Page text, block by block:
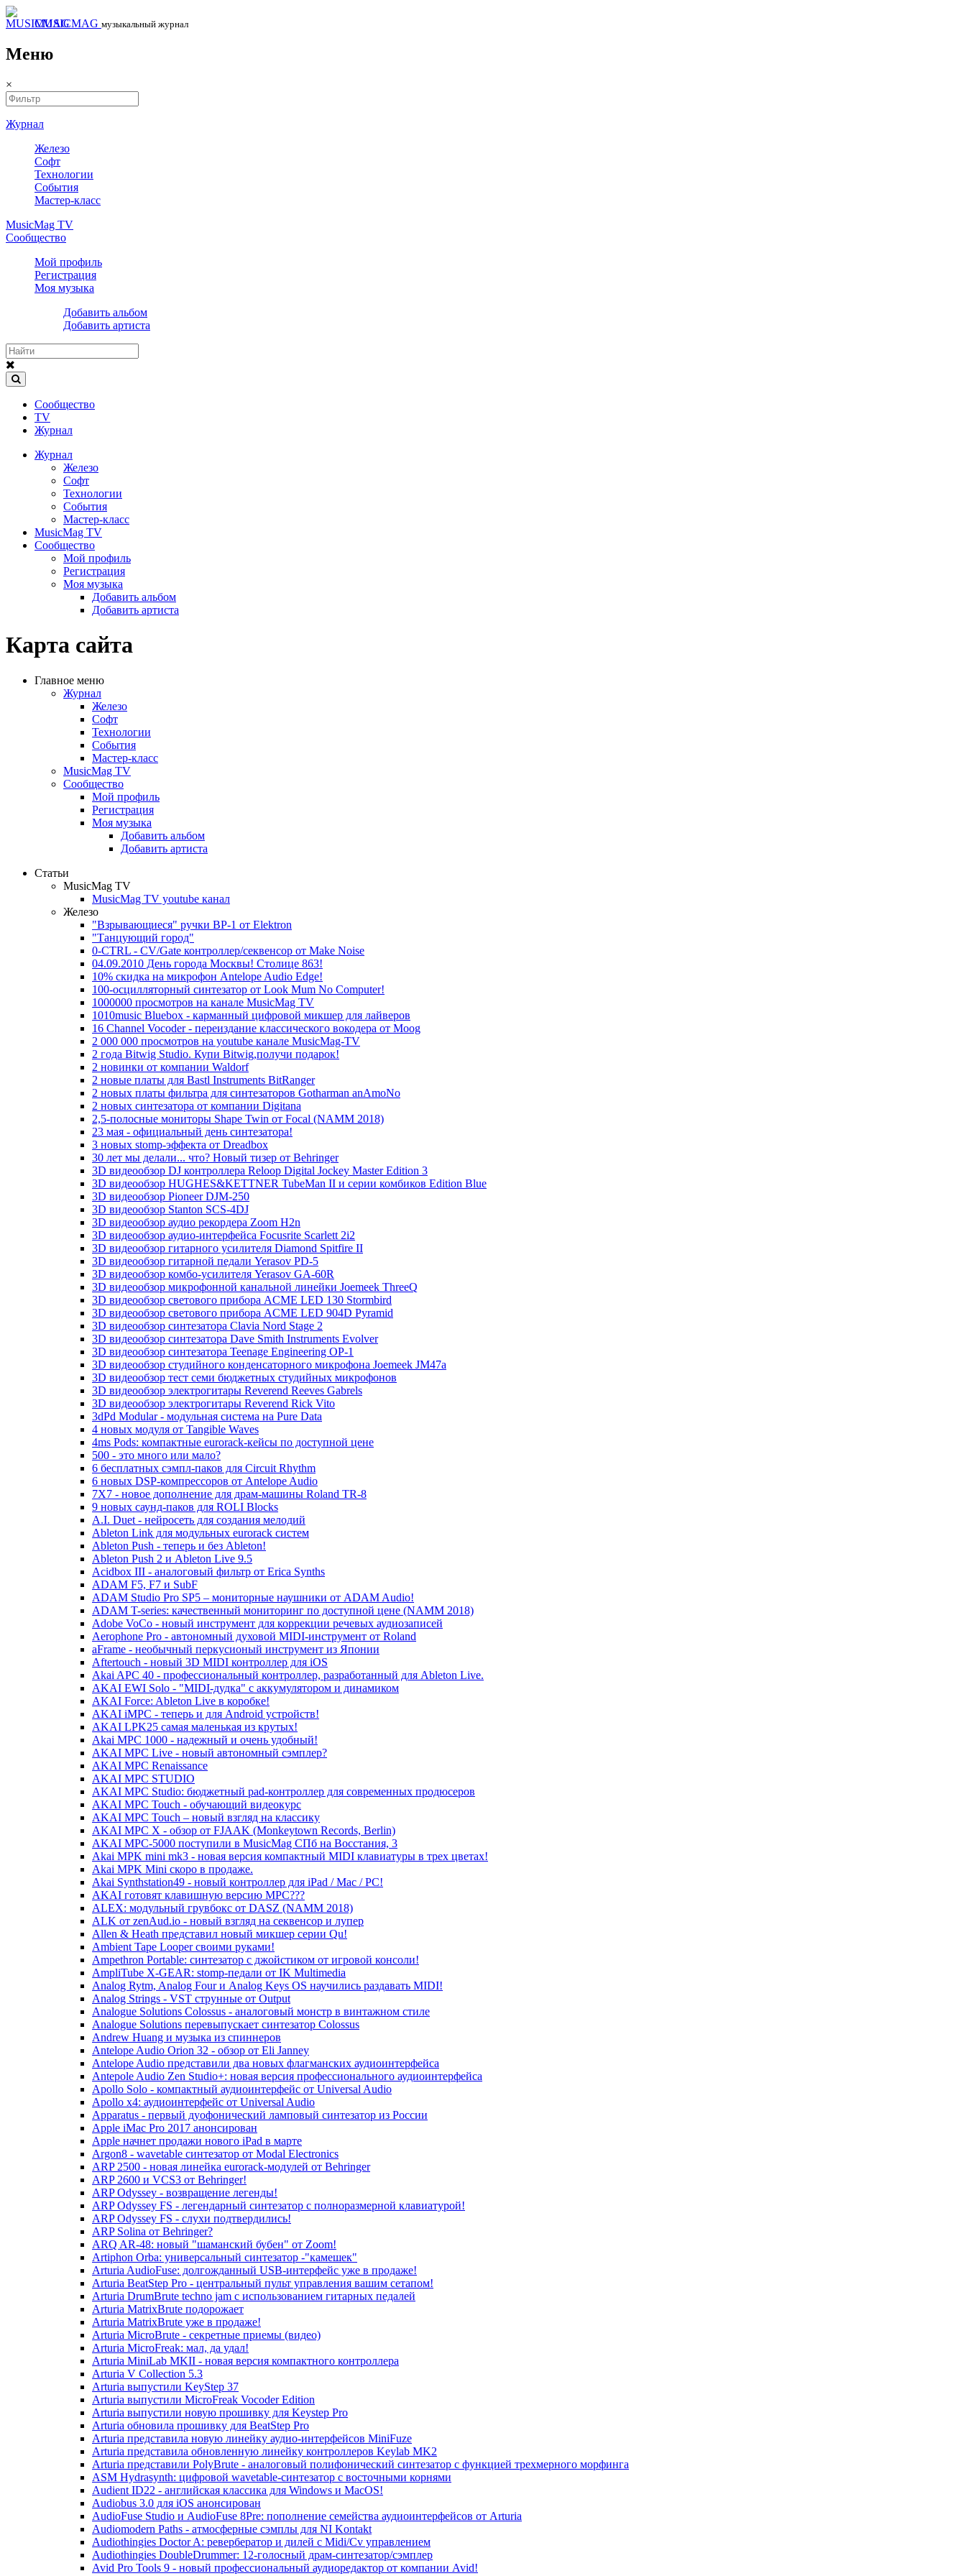
MUSICMAG музыкальный журнал
Меню
×
Журнал
Железо
Софт
Технологии
События
Мастер-класс
MusicMag TV
Сообщество
Мой профиль
Регистрация
Моя музыка
Добавить альбом
Добавить артиста
Сообщество
TV
Журнал
Журнал
Железо
Софт
Технологии
События
Мастер-класс
MusicMag TV
Сообщество
Мой профиль
Регистрация
Моя музыка
Добавить альбом
Добавить артиста
Карта сайта
Главное меню
Журнал
Железо
Софт
Технологии
События
Мастер-класс
MusicMag TV
Сообщество
Мой профиль
Регистрация
Моя музыка
Добавить альбом
Добавить артиста
Статьи
MusicMag TV
MusicMag TV youtube канал
Железо
"Взрывающиеся" ручки BP-1 от Elektron
"Танцующий город"
0-CTRL - CV/Gate контроллер/секвенсор от Make Noise
04.09.2010 День города Москвы! Столице 863!
10% скидка на микрофон Antelope Audio Edge!
100-осцилляторный синтезатор от Look Mum No Computer!
1000000 просмотров на канале MusicMag TV
1010music Bluebox - карманный цифровой микшер для лайверов
16 Channel Vocoder - переиздание классического вокодера от Moog
2 000 000 просмотров на youtube канале MusicMag-TV
2 года Bitwig Studio. Купи Bitwig,получи подарок!
2 новинки от компании Waldorf
2 новые платы для Bastl Instruments BitRanger
2 новых платы фильтра для синтезаторов Gotharman anAmoNo
2 новых синтезатора от компании Digitana
2,5-полосные мониторы Shape Twin от Focal (NAMM 2018)
23 мая - официальный день синтезатора!
3 новых stomp-эффекта от Dreadbox
30 лет мы делали... что? Новый тизер от Behringer
3D видеообзор DJ контроллера Reloop Digital Jockey Master Edition 3
3D видеообзор HUGHES&KETTNER TubeMan II и серии комбиков Edition Blue
3D видеообзор Pioneer DJM-250
3D видеообзор Stanton SCS-4DJ
3D видеообзор аудио рекордера Zoom H2n
3D видеообзор аудио-интерфейса Focusrite Scarlett 2i2
3D видеообзор гитарного усилителя Diamond Spitfire II
3D видеообзор гитарной педали Yerasov PD-5
3D видеообзор комбо-усилителя Yerasov GA-60R
3D видеообзор микрофонной канальной линейки Joemeek ThreeQ
3D видеообзор светового прибора ACME LED 130 Stormbird
3D видеообзор светового прибора ACME LED 904D Pyramid
3D видеообзор синтезатора Clavia Nord Stage 2
3D видеообзор синтезатора Dave Smith Instruments Evolver
3D видеообзор синтезатора Teenage Engineering OP-1
3D видеообзор студийного конденсаторного микрофона Joemeek JM47a
3D видеообзор тест семи бюджетных студийных микрофонов
3D видеообзор электрогитары Reverend Reeves Gabrels
3D видеообзор электрогитары Reverend Rick Vito
3dPd Modular - модульная система на Pure Data
4 новых модуля от Tangible Waves
4ms Pods: компактные eurorack-кейсы по доступной цене
500 - это много или мало?
6 бесплатных сэмпл-паков для Circuit Rhythm
6 новых DSP-компрессоров от Antelope Audio
7X7 - новое дополнение для драм-машины Roland TR-8
9 новых саунд-паков для ROLI Blocks
A.I. Duet - нейросеть для создания мелодий
Ableton Link для модульных eurorack систем
Ableton Push - теперь и без Ableton!
Ableton Push 2 и Ableton Live 9.5
Acidbox III - аналоговый фильтр от Erica Synths
ADAM F5, F7 и SubF
ADAM Studio Pro SP5 – мониторные наушники от ADAM Audio!
ADAM T-series: качественный мониторинг по доступной цене (NAMM 2018)
Adobe VoCo - новый инструмент для коррекции речевых аудиозаписей
Aerophone Pro - автономный духовой MIDI-инструмент от Roland
aFrame - необычный перкусионый инструмент из Японии
Aftertouch - новый 3D MIDI контроллер для iOS
Akai APC 40 - профессиональный контроллер, разработанный для Ableton Live.
AKAI EWI Solo - "MIDI-дудка" с аккумулятором и динамиком
AKAI Force: Ableton Live в коробке!
AKAI iMPC - теперь и для Android устройств!
AKAI LPK25 самая маленькая из крутых!
Akai MPC 1000 - надежный и очень удобный!
AKAI MPC Live - новый автономный сэмплер?
AKAI MPC Renaissance
AKAI MPC STUDIO
AKAI MPC Studio: бюджетный pad-контроллер для современных продюсеров
AKAI MPC Touch - обучающий видеокурс
AKAI MPC Touch – новый взгляд на классику
AKAI MPC X - обзор от FJAAK (Monkeytown Records, Berlin)
AKAI MPC-5000 поступили в MusicMag СПб на Восстания, 3
Akai MPK mini mk3 - новая версия компактный MIDI клавиатуры в трех цветах!
Akai MPK Mini скоро в продаже.
Akai Synthstation49 - новый контроллер для iPad / Mac / PC!
AKAI готовят клавишную версию MPC???
ALEX: модульный грувбокс от DASZ (NAMM 2018)
ALK от zenAud.io - новый взгляд на секвенсор и лупер
Allen & Heath представил новый микшер серии Qu!
Ambient Tape Looper своими руками!
Ampethron Portable: синтезатор с джойстиком от игровой консоли!
AmpliTube X-GEAR: stomp-педали от IK Multimedia
Analog Rytm, Analog Four и Analog Keys OS научились раздавать MIDI!
Analog Strings - VST струнные от Output
Analogue Solutions Colossus - аналоговый монстр в винтажном стиле
Analogue Solutions перевыпускает синтезатор Colossus
Andrew Huang и музыка из спиннеров
Antelope Audio Orion 32 - обзор от Eli Janney
Antelope Audio представили два новых флагманских аудиоинтерфейса
Antepole Audio Zen Studio+: новая версия профессионального аудиоинтерфейса
Apollo Solo - компактный аудиоинтерфейс от Universal Audio
Apollo x4: аудиоинтерфейс от Universal Audio
Apparatus - первый дуофонический ламповый синтезатор из России
Apple iMac Pro 2017 анонсирован
Apple начнет продажи нового iPad в марте
Argon8 - wavetable синтезатор от Modal Electronics
ARP 2500 - новая линейка eurorack-модулей от Behringer
ARP 2600 и VCS3 от Behringer!
ARP Odyssey - возвращение легенды!
ARP Odyssey FS - легендарный синтезатор с полноразмерной клавиатурой!
ARP Odyssey FS - слухи подтвердились!
ARP Solina от Behringer?
ARQ AR-48: новый "шаманский бубен" от Zoom!
Artiphon Orba: универсальный синтезатор -"камешек"
Arturia AudioFuse: долгожданный USB-интерфейс уже в продаже!
Arturia BeatStep Pro - центральный пульт управления вашим сетапом!
Arturia DrumBrute techno jam с использованием гитарных педалей
Arturia MatrixBrute подорожает
Arturia MatrixBrute уже в продаже!
Arturia MicroBrute - секретные приемы (видео)
Arturia MicroFreak: мал, да удал!
Arturia MiniLab MKII - новая версия компактного контроллера
Arturia V Collection 5.3
Arturia выпустили KeyStep 37
Arturia выпустили MicroFreak Vocoder Edition
Arturia выпустили новую прошивку для Keystep Pro
Arturia обновила прошивку для BeatStep Pro
Arturia представила новую линейку аудио-интерфейсов MiniFuze
Arturia представила обновленную линейку контроллеров Keylab MK2
Arturia представили PolyBrute - аналоговый полифонический синтезатор с функцией трехмерного морфинга
ASM Hydrasynth: цифровой wavetable-синтезатор с восточными корнями
Audient ID22 - английская классика для Windows и MacOS!
Audiobus 3.0 для iOS анонсирован
AudioFuse Studio и AudioFuse 8Pre: пополнение семейства аудиоинтерфейсов от Arturia
Audiomodern Paths - атмосферные сэмплы для NI Kontakt
Audiothingies Doctor A: ревербератор и дилей с Midi/Cv управлением
Audiothingies DoubleDrummer: 12-голосный драм-синтезатор/сэмплер
Avid Pro Tools 9 - новый профессиональный аудиоредактор от компании Avid!